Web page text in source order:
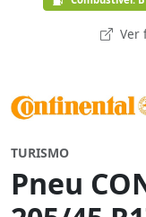
Ver
TURISMO
Pneu